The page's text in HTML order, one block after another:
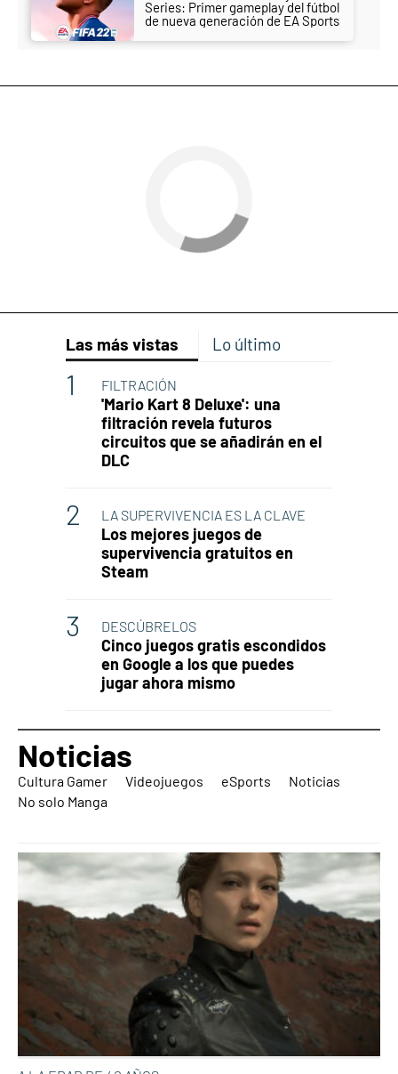
Series: Primer gameplay del fútbol
de nueva generación de EA Sports
Las más vistas Lo último
FILTRACIÓN
'Mario Kart 8 Deluxe': una
filtración revela futuros
circuitos que se añadirán en el
DLC
LA SUPERVIVENCIA ES LA CLAVE
Los mejores juegos de
supervivencia gratuitos en
Steam
DESCÚBRELOS
Cinco juegos gratis escondidos
en Google a los que puedes
jugar ahora mismo
Noticias
Cultura Gamer Videojuegos eSports
Noticias
No solo Manga